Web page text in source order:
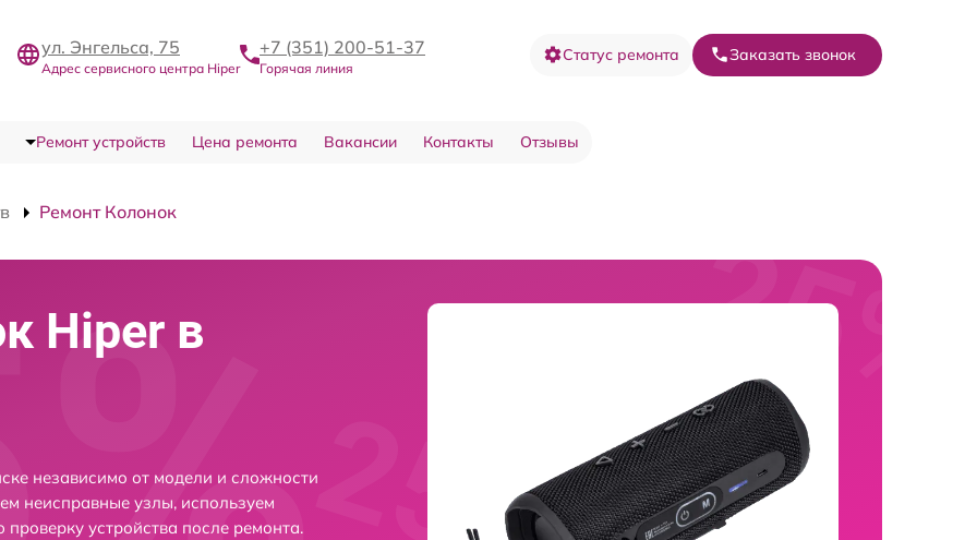
ул. Энгельса, 75
Адрес сервисного центра Hiper
+7 (351) 200-51-37
Горячая линия
Статус ремонта Заказать звонок
Ремонт устройств Цена ремонта Вакансии Контакты Отзывы
Ремонт Колонок
Hiper в
независимо от модели и сложности
неисправные узлы, используем
устройства после ремонта.